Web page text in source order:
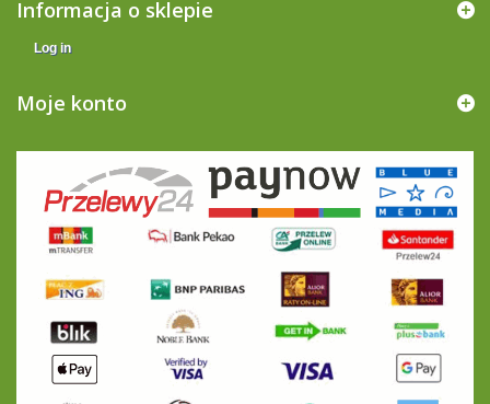
Informacja o sklepie
Log in
Moje konto